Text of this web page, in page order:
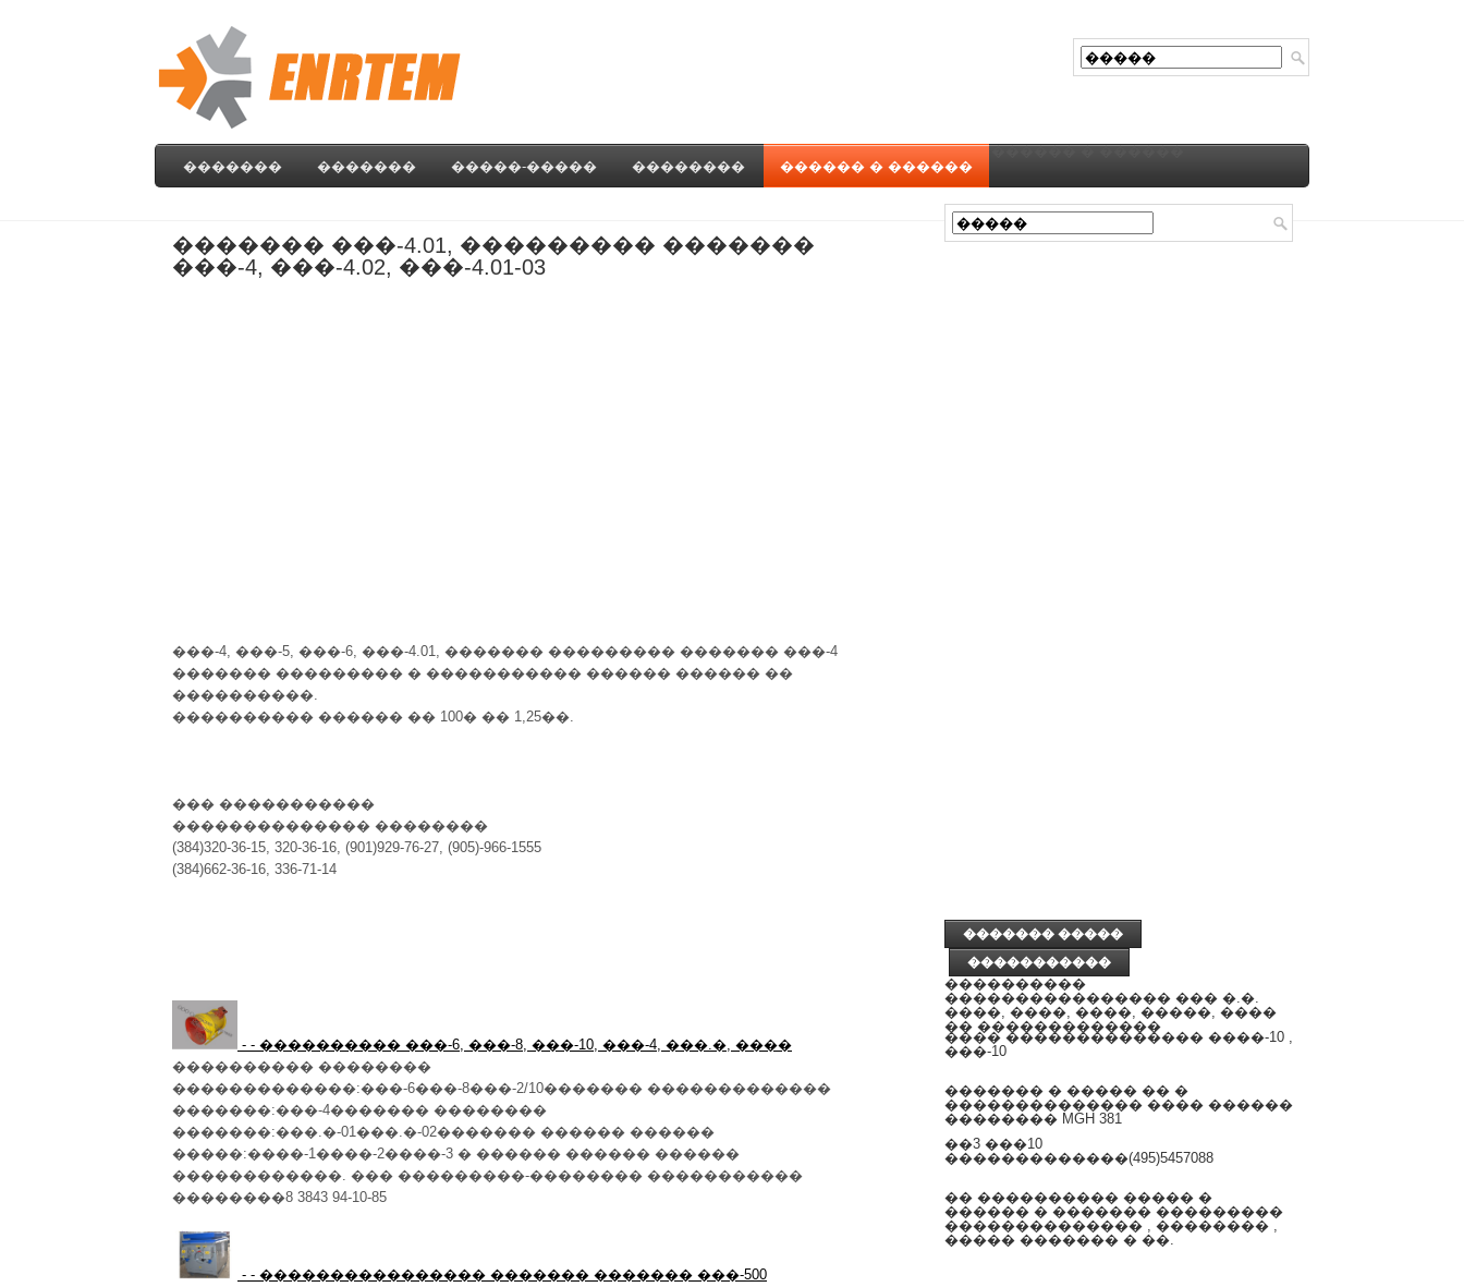
������� ������� �����-����� �������� ������ � ������
������ � ������
������� ���-4.01, ��������� �������
���-4, ���-4.02, ���-4.01-03
���-4, ���-5, ���-6, ���-4.01, ������� ��������� ������� ���-4
������� ��������� � ����������� ������ ������ ��
����������.
���������� ������ �� 100� �� 1,25��.
��� �����������
�������������� ��������
(384)320-36-15, 320-36-16, (901)929-76-27, (905)-966-1555
(384)662-36-16, 336-71-14
- - ���������� ���-6, ���-8, ���-10, ���-4, ���.�, ����
���������� ��������
�������������:���-6���-8���-2/10������� �������������
�������:���-4������� ��������
�������:���.�-01���.�-02������� ������ ������
�����:����-1����-2����-3 � ������ ������ ������
������������. ��� ���������-�������� �����������
��������8 3843 94-10-85
- - ���������������� ������� ������� ���-500
������� �����
�����������
����������
���������������� ��� �.�.
����, ����, ����, �����, ����
�� �������������
���� �������������� ����-10 ,
���-10
������� � ����� �� �
�������������� ���� ������
�������� MGH 381
��3 ���10
�������������(495)5457088
�� ���������� ����� �
������ � ������� ���������
�������������� , �������� ,
����� ������� � ��.